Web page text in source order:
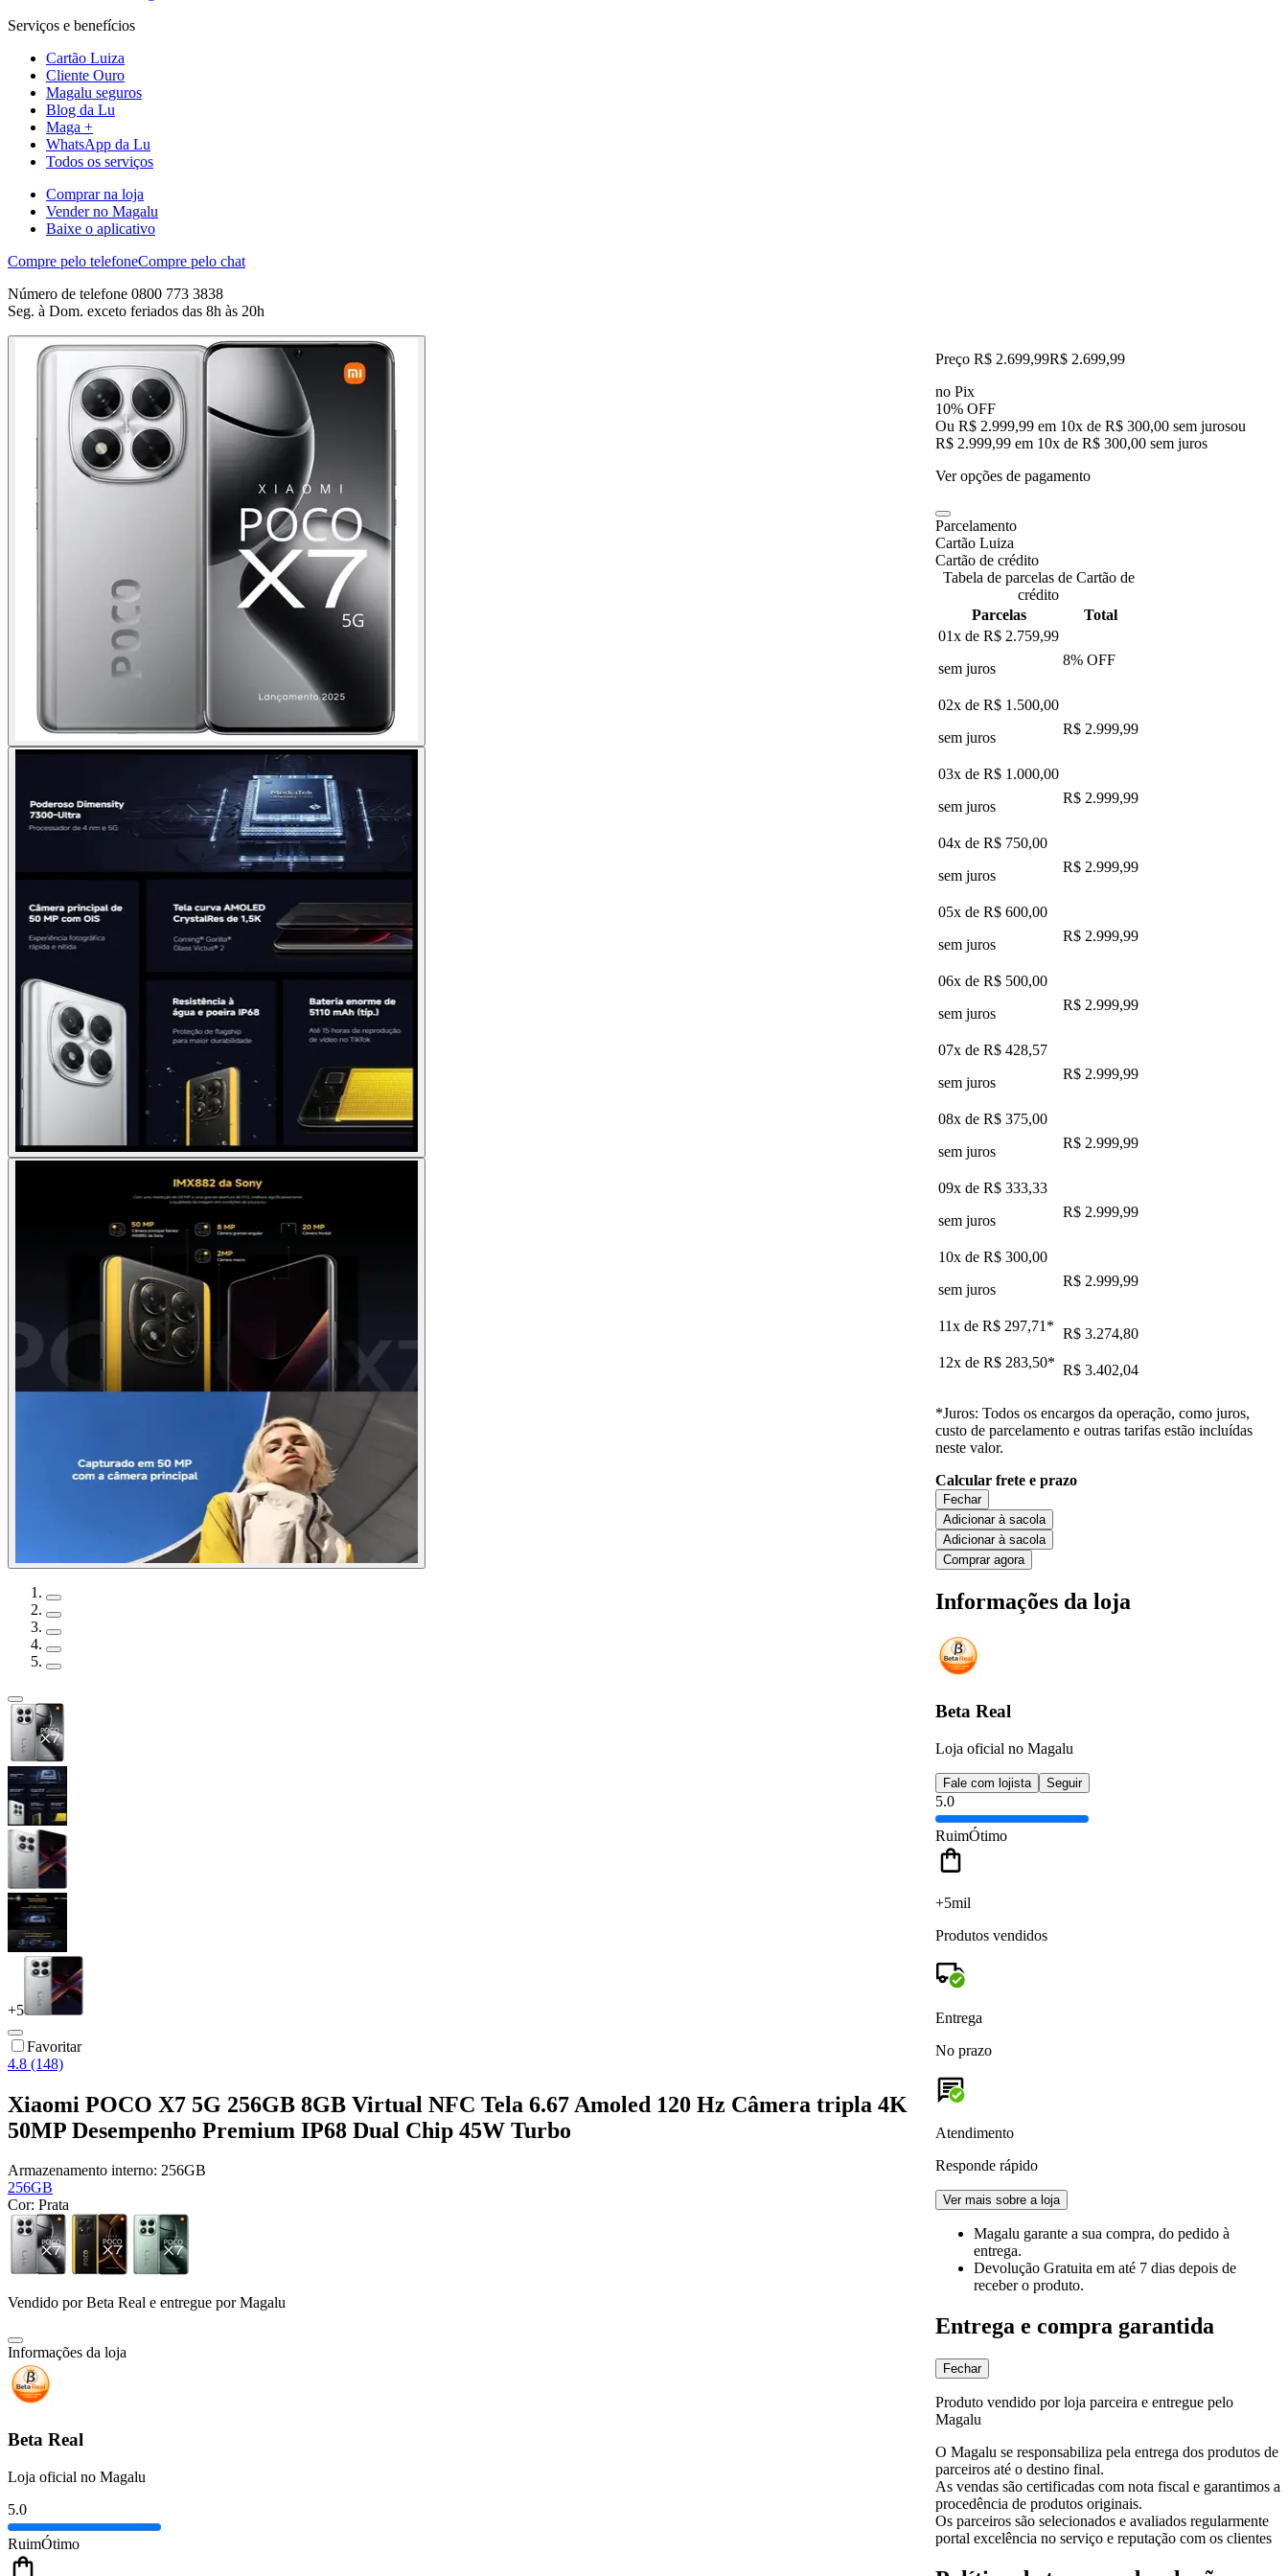
Serviços e benefícios
Cartão Luiza
Cliente Ouro
Magalu seguros
Blog da Lu
Maga +
WhatsApp da Lu
Todos os serviços
Comprar na loja
Vender no Magalu
Baixe o aplicativo
Compre pelo telefoneCompre pelo chat
Número de telefone 0800 773 3838
Seg. à Dom. exceto feriados das 8h às 20h
+5
Favoritar
4.8 (148)
Xiaomi POCO X7 5G 256GB 8GB Virtual NFC Tela 6.67 Amoled 120 Hz Câmera tripla 4K
50MP Desempenho Premium IP68 Dual Chip 45W Turbo
Armazenamento interno: 256GB
256GB
Cor: Prata
Vendido porBeta Real e entregue por Magalu
Informações da loja
Beta Real
Loja oficial no Magalu
5.0
RuimÓtimo
Preço R$ 2.699,99R$ 2.699,99
no Pix
10% OFF
Ou R$ 2.999,99 em 10x de R$ 300,00 sem jurosou
R$ 2.999,99 em 10x de R$ 300,00 sem juros
Ver opções de pagamento
Parcelamento
Cartão Luiza
Cartão de crédito
Tabela de parcelas de Cartão de
crédito
Parcelas
Total
01x de R$ 2.759,99
sem juros
8% OFF
02x de R$ 1.500,00
sem juros
R$ 2.999,99
03x de R$ 1.000,00
sem juros
R$ 2.999,99
04x de R$ 750,00
sem juros
R$ 2.999,99
05x de R$ 600,00
sem juros
R$ 2.999,99
06x de R$ 500,00
sem juros
R$ 2.999,99
07x de R$ 428,57
sem juros
R$ 2.999,99
08x de R$ 375,00
sem juros
R$ 2.999,99
09x de R$ 333,33
sem juros
R$ 2.999,99
10x de R$ 300,00
sem juros
R$ 2.999,99
11x de R$ 297,71 * R$ 3.274,80
12x de R$ 283,50* R$ 3.402,04
*Juros: Todos os encargos da operação, como juros,
custo de parcelamento e outras tarifas estão incluídas
neste valor.
Calcular frete e prazo
Fechar
Adicionar à sacola
Adicionar à sacola
Comprar agora
Informações da loja
Beta Real
Loja oficial no Magalu
Fale com lojista Seguir
5.0
RuimÓtimo
+5mil
Produtos vendidos
Entrega
No prazo
Atendimento
Responde rápido
Ver mais sobre a loja
Magalu garante a sua compra, do pedido à
entrega.
Devolução Gratuita em até 7 dias depois de
receber o produto.
Entrega e compra garantida
Fechar
Produto vendido por loja parceira e entregue pelo
Magalu
O Magalu se responsabiliza pela entrega dos produtos de
parceiros até o destino final.
As vendas são certificadas com nota fiscal e garantimos a
procedência de produtos originais.
Os parceiros são selecionados e avaliados regularmente
portal excelência no serviço e reputação com os clientes